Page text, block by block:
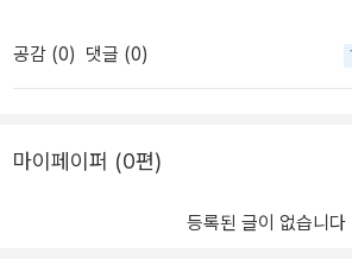
모은다. 고급 천과 배양육, 크레딧 등을 보유
의(戰衣), 즉 착용형 강화복을 제작하는 기술
우리가 새해 약속을 나눈다면 / 적사각
까지 상대와 함께할 수 있었을 법한 여러 가지
공감 (0) 댓글 (0)
마이페이퍼 (0편)
등록된 글이 없습니다